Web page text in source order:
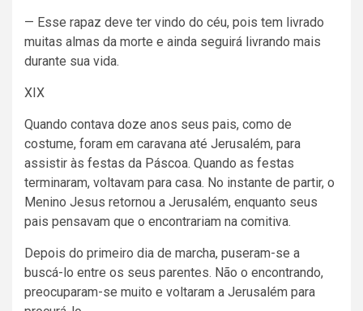
— Esse rapaz deve ter vindo do céu, pois tem livrado
muitas almas da morte e ainda seguirá livrando mais
durante sua vida.
XIX
Quando contava doze anos seus pais, como de
costume, foram em caravana até Jerusalém, para
assistir às festas da Páscoa. Quando as festas
terminaram, voltavam para casa. No instante de partir, o
Menino Jesus retornou a Jerusalém, enquanto seus
pais pensavam que o encontrariam na comitiva.
Depois do primeiro dia de marcha, puseram-se a
buscá-lo entre os seus parentes. Não o encontrando,
preocuparam-se muito e voltaram a Jerusalém para